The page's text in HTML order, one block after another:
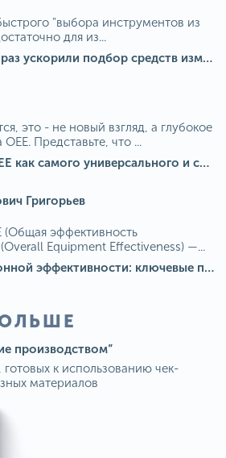
"выбора инструментов из
для из...
На ОДК-Сатурн в 30 раз ускорили подбор средств измерения для контроля качества продукции
это - не новый взгляд, а глубокое
Представьте, что ...
Алгоритм расчета ОЕЕ как самого универсального и современного показателя эффективности оборудования в мире
Григорьев
(Общая эффективность
Equipment Effectiveness) —...
Измерение операционной эффективности: ключевые показатели для непрерывного совершенствования
производством”
к использованию чек-
материалов